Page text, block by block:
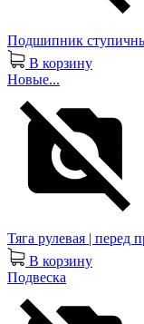
Подшипник
В корзину
Новые...
Тяга рулевая | перед
В корзину
Подвеска